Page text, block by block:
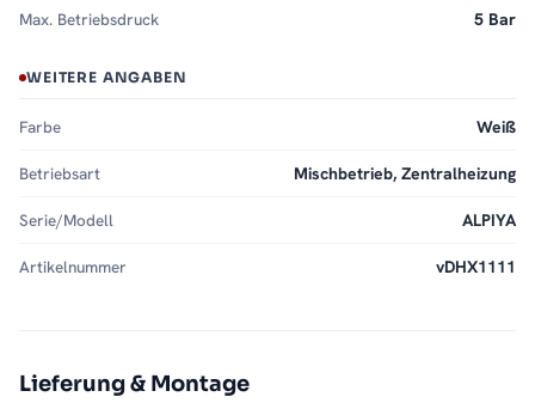
Max. Betriebsdruck 5 Bar
WEITERE ANGABEN
Farbe Weiß
Betriebsart Mischbetrieb, Zentralheizung
Serie/Modell ALPIYA
Artikelnummer vDHX1111
Lieferung & Montage